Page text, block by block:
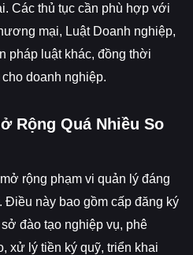
Các thủ tục cần phù hợp với
mại, Luật Doanh nghiệp,
pháp luật khác, đồng thời
doanh nghiệp.
Rộng Quá Nhiều So
rộng phạm vi quản lý đáng
Điều này bao gồm cấp đăng ký
đào tạo nghiệp vụ, phê
xử lý tiền ký quỹ, triển khai